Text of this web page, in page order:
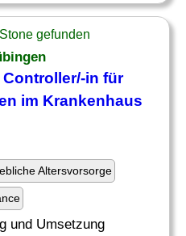
gefunden
Controller/-in für
im Krankenhaus
Altersvorsorge
und Umsetzung